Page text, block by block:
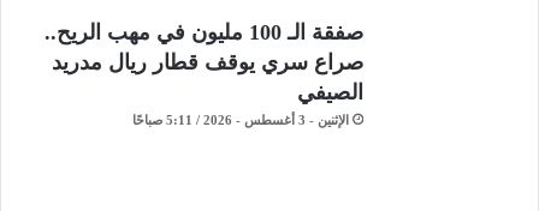
صفقة الـ 100 مليون في مهب الريح..
صراع سري يوقف قطار ريال مدريد
الصيفي
الإثنين - 3 أغسطس - 2026 / 5:11 صباحًا